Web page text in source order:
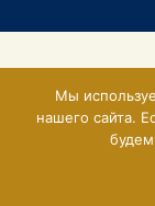
Мы
нашего сайта.
будем